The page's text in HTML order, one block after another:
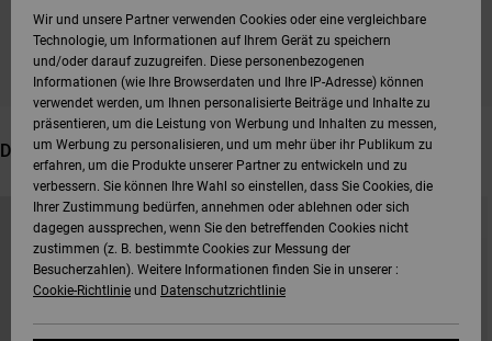
BLEIB DABEI, DIE PRODUKTE SIND BALD
WIEDER DA
DAS KÖNNTE DIR AUCH GEFALLEN
DIREKT
FILTERKRITERIEN
ÜBERSPRINGEN
FILTERN
Wir und unsere Partner verwenden Cookies oder eine vergleichbare
Technologie, um Informationen auf Ihrem Gerät zu speichern
und/oder darauf zuzugreifen. Diese personenbezogenen
Informationen (wie Ihre Browserdaten und Ihre IP-Adresse) können
verwendet werden, um Ihnen personalisierte Beiträge und Inhalte zu
präsentieren, um die Leistung von Werbung und Inhalten zu messen,
um Werbung zu personalisieren, und um mehr über ihr Publikum zu
erfahren, um die Produkte unserer Partner zu entwickeln und zu
verbessern. Sie können Ihre Wahl so einstellen, dass Sie Cookies, die
Ihrer Zustimmung bedürfen, annehmen oder ablehnen oder sich
dagegen aussprechen, wenn Sie den betreffenden Cookies nicht
zustimmen (z. B. bestimmte Cookies zur Messung der
Besucherzahlen). Weitere Informationen finden Sie in unserer :
Cookie-Richtlinie und Datenschutzrichtlinie